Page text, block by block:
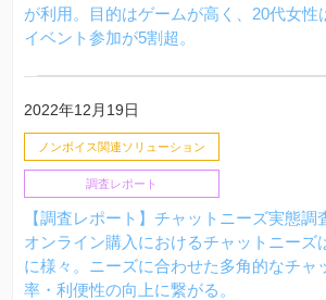
が利用。目的はゲームが高く、20代女性
イベント参加が5割超。
2022年12月19日
ノンボイス関連ソリューション
調査レポート
【調査レポート】チャットニーズ実態調
オンライン購入におけるチャットニーズ
に様々。ニーズに合わせた多角的なチャ
率・利便性の向上に繋がる。